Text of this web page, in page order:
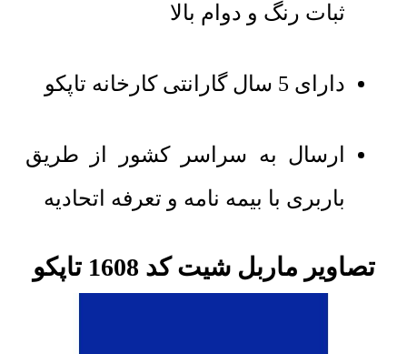
ثبات رنگ و دوام بالا
دارای 5 سال گارانتی کارخانه تاپکو
ارسال به سراسر کشور از طریق
باربری با بیمه نامه و تعرفه اتحادیه
تصاویر ماربل شیت کد 1608 تاپکو